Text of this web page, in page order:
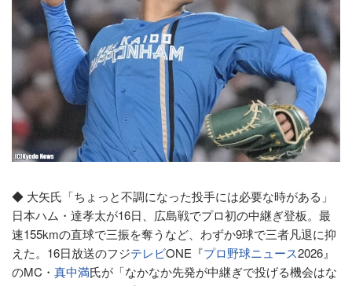
◆ 大矢氏「ちょっと不調になった投手には必要な時がある」
日本ハム・達孝太が16日、広島戦でプロ初の中継ぎ登板。最
速155kmの直球で三振を奪うなど、わずか9球で三者凡退に抑
えた。16日放送のフジテレビONE『プロ野球ニュース2026』
のMC・ 真中満氏が「なかなか先発が中継ぎで投げる機会はな